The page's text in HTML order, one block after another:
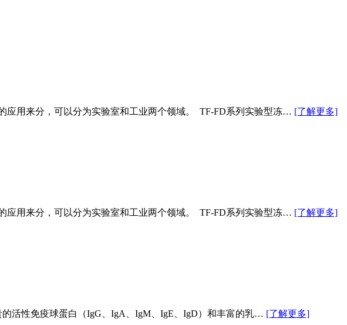
应用来分，可以分为实验室和工业两个领域。 TF-FD系列实验型冻… [了解更多]
应用来分，可以分为实验室和工业两个领域。 TF-FD系列实验型冻… [了解更多]
活性免疫球蛋白（IgG、IgA、IgM、IgE、IgD）和丰富的乳… [了解更多]